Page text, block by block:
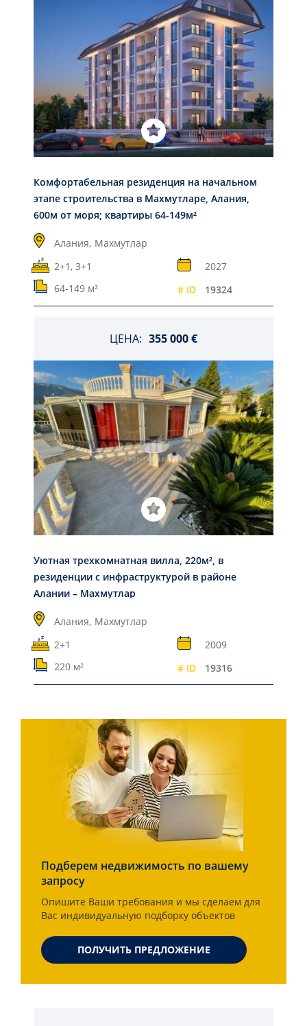
Комфортабельная резиденция на начальном
этапе строительства в Махмутларе, Алания,
600м от моря; квартиры 64-149м²
Алания, Махмутлар
2+1, 3+1
2027
64-149 м²
# ID 19324
ЦЕНА: 355 000 €
Уютная трехкомнатная вилла, 220м², в
резиденции с инфраструктурой в районе
Алании – Махмутлар
Алания, Махмутлар
2+1
2009
220 м²
# ID 19316
Подберем недвижимость по вашему
запросу
Опишите Ваши требования и мы сделаем для
Вас индивидуальную подборку объектов
ПОЛУЧИТЬ ПРЕДЛОЖЕНИЕ